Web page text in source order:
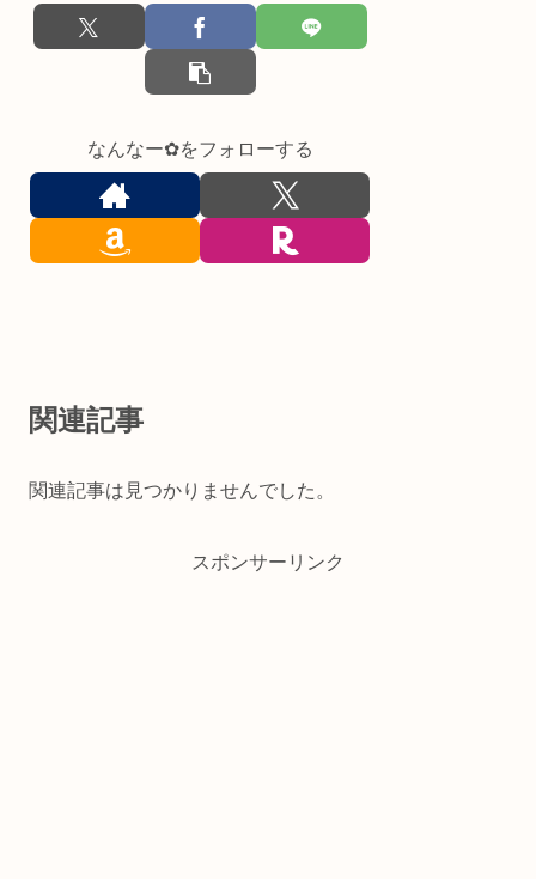
なんなー✿をフォローする
関連記事
関連記事は見つかりませんでした。
スポンサーリンク